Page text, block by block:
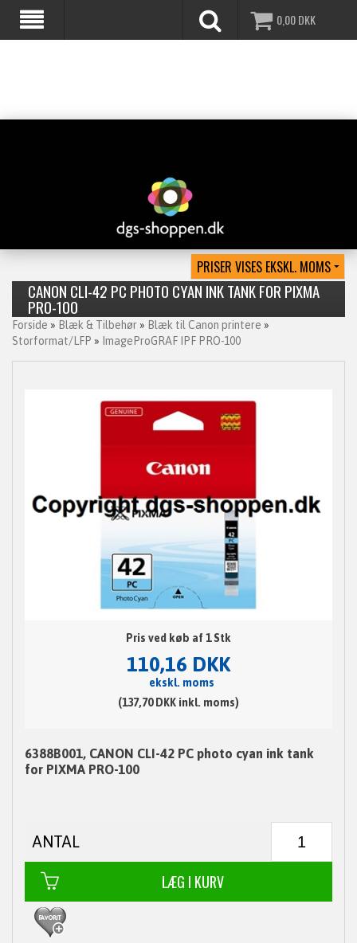
0,00DKK
CANON CLI-42 PC PHOTO CYAN INK TANK FOR PIXMA
PRO-100
Forside » Blæk & Tilbehør » Blæk til Canon printere »
Storformat/LFP » ImageProGRAF IPF PRO-100
Pris ved køb af 1 Stk
110,16 DKK
ekskl. moms
(137,70 DKK inkl. moms)
6388B001, CANON CLI-42 PC photo cyan ink tank
for PIXMA PRO-100
ANTAL